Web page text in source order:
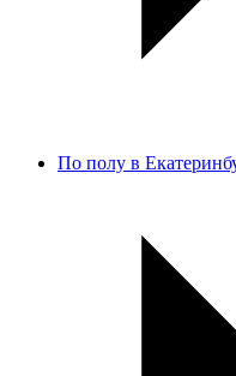
По полу в